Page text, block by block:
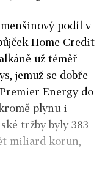
podíl v
Home Credit
už téměř
jemuž se dobře
Energy do
plynu i
tržby byly 383
miliard korun,